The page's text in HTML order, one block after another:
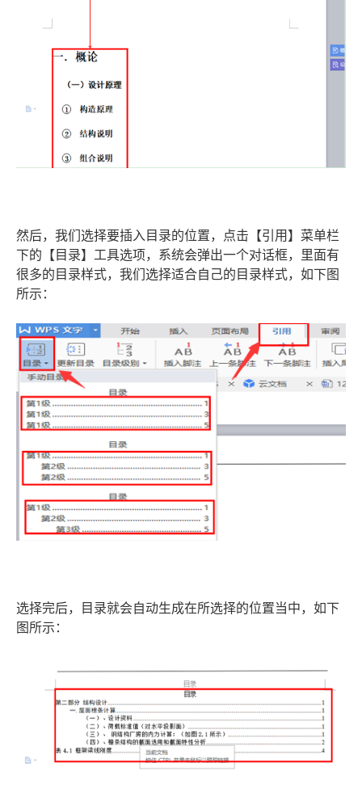
然后，我们选择要插入目录的位置，点击【引用】菜单栏
下的【目录】工具选项，系统会弹出一个对话框，里面有
很多的目录样式，我们选择适合自己的目录样式，如下图
所示：
选择完后，目录就会自动生成在所选择的位置当中，如下
图所示：